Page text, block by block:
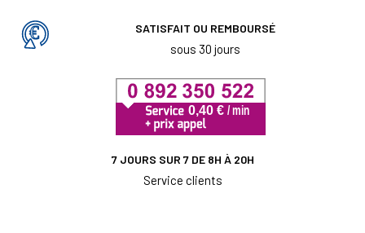
SATISFAIT OU REMBOURSÉ
sous 30 jours
7 JOURS SUR 7 DE 8H À 20H
Service clients